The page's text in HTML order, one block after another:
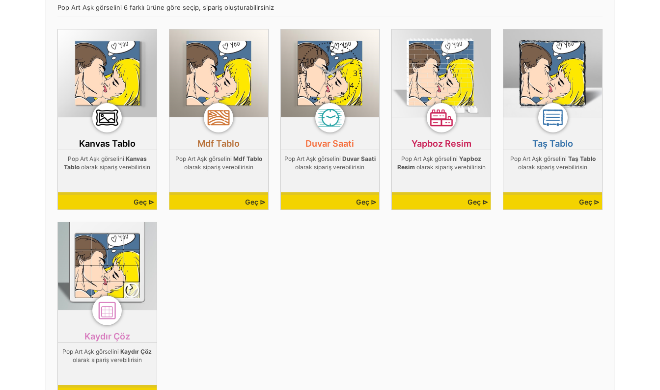
Pop Art Aşk görselini 6 farklı ürüne göre seçip, sipariş oluşturabilirsiniz
Kanvas Tablo
Pop Art Aşk görselini Kanvas
Tablo olarak sipariş verebilirisin
Geç ⊳
Mdf Tablo
Pop Art Aşk görselini Mdf Tablo
olarak sipariş verebilirisin
Geç ⊳
Duvar Saati
Pop Art Aşk görselini Duvar Saati
olarak sipariş verebilirisin
Geç ⊳
Yapboz Resim
Pop Art Aşk görseliniYapboz
Resimolarak sipariş verebilirisin
Geç ⊳
Taş Tablo
Pop Art Aşk görselini Taş Tablo
olarak sipariş verebilirisin
Geç ⊳
Kaydır Çöz
Pop Art Aşk görseliniKaydır Çöz
olarak sipariş verebilirisin